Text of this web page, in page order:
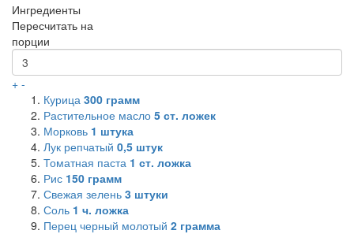
Ингредиенты
Пересчитать на
порции
+ -
Курица 300 грамм
Растительное масло 5 ст. ложек
Морковь 1 штука
Лук репчатый 0,5 штук
Томатная паста 1 ст. ложка
Рис 150 грамм
Свежая зелень 3 штуки
Соль 1 ч. ложка
Перец черный молотый 2 грамма